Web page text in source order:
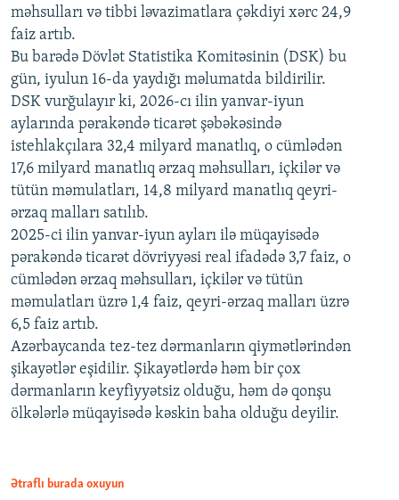
Auto 240p 360p 480p
720p 1080p
480p
720p
1080p
məhsulları və tibbi ləvazimatlara çəkdiyi xərc 24,9
faiz artıb.
Bu barədə Dövlət Statistika Komitəsinin (DSK) bu
gün, iyulun 16-da yaydığı məlumatda bildirilir.
DSK vurğulayır ki, 2026-cı ilin yanvar-iyun
aylarında pərakəndə ticarət şəbəkəsində
istehlakçılara 32,4 milyard manatlıq, o cümlədən
17,6 milyard manatlıq ərzaq məhsulları, içkilər və
tütün məmulatları, 14,8 milyard manatlıq qeyri-
ərzaq malları satılıb.
2025-ci ilin yanvar-iyun ayları ilə müqayisədə
pərakəndə ticarət dövriyyəsi real ifadədə 3,7 faiz, o
cümlədən ərzaq məhsulları, içkilər və tütün
məmulatları üzrə 1,4 faiz, qeyri-ərzaq malları üzrə
6,5 faiz artıb.
Azərbaycanda tez-tez dərmanların qiymətlərindən
şikayətlər eşidilir. Şikayətlərdə həm bir çox
dərmanların keyfiyyətsiz olduğu, həm də qonşu
ölkələrlə müqayisədə kəskin baha olduğu deyilir.
Ətraflı burada oxuyun